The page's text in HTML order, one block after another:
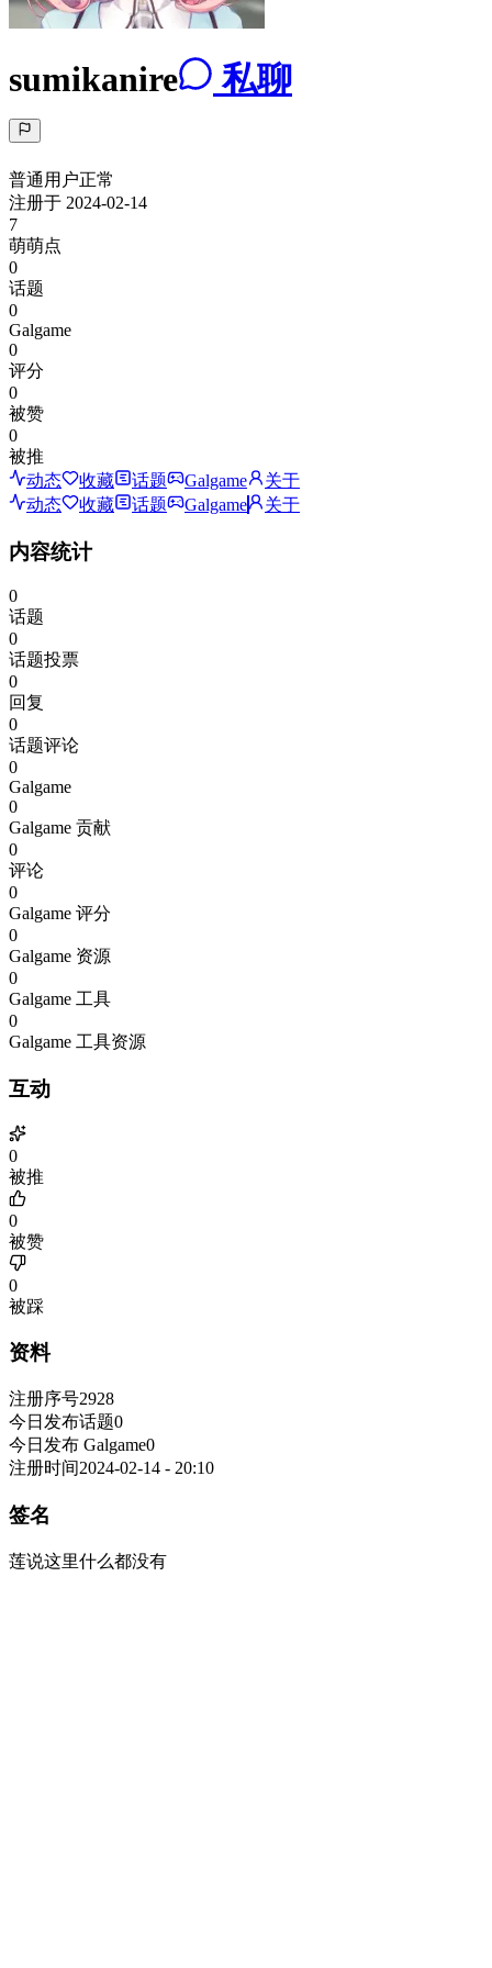
sumikanire 私聊
普通用户正常
注册于 2024-02-14
7
萌萌点
0
话题
0
Galgame
0
评分
0
被赞
0
被推
动态
收藏 话题 Galgame
关于
动态
收藏 话题 Galgame 关于
内容统计
0
话题
0
话题投票
0
回复
0
话题评论
0
Galgame
0
Galgame 贡献
0
评论
0
Galgame 评分
0
Galgame 资源
0
Galgame 工具
0
Galgame 工具资源
互动
0
被推
0
被赞
0
被踩
资料
注册序号2928
今日发布话题0
今日发布 Galgame0
注册时间2024-02-14 - 20:10
签名
莲说这里什么都没有